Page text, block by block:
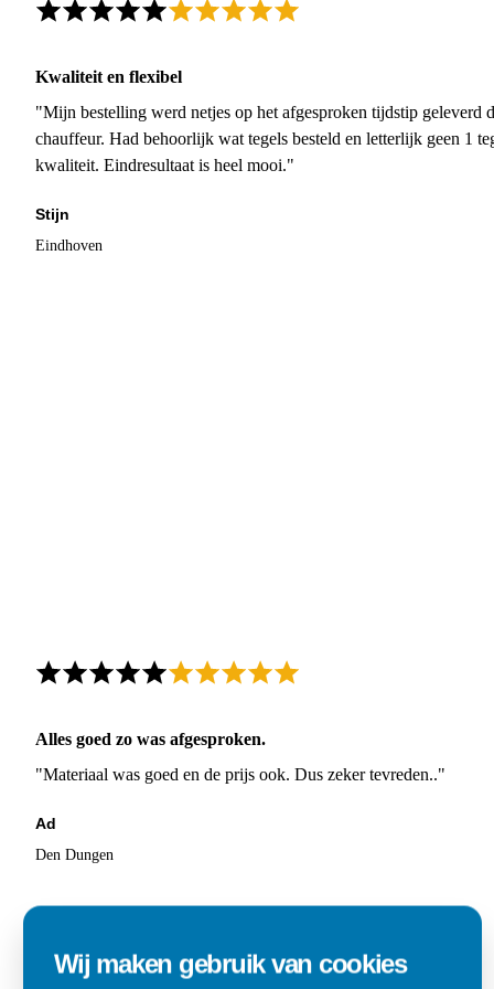
Kwaliteit en flexibel
"Mijn bestelling werd netjes op het afgesproken tijdstip geleverd
chauffeur. Had behoorlijk wat tegels besteld en letterlijk geen 1
kwaliteit. Eindresultaat is heel mooi."
Stijn
Eindhoven
Alles goed zo was afgesproken.
"Materiaal was goed en de prijs ook. Dus zeker tevreden.."
Ad
Den Dungen
Wij maken gebruik van cookies